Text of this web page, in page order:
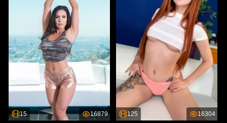
15 16879 125 16304